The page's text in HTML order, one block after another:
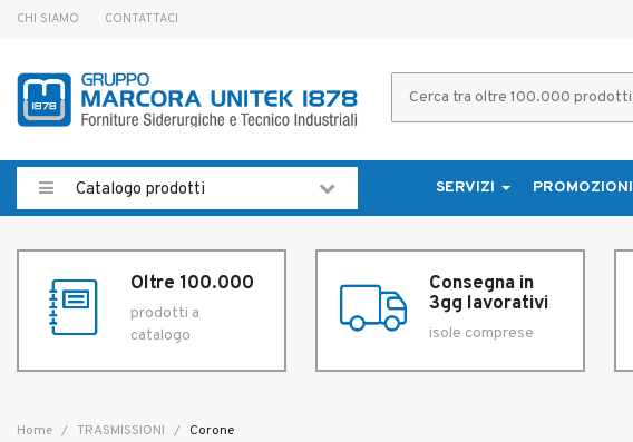
CHI SIAMO CONTATTACI
Catalogo prodotti SERVIZI PROMOZIONI
Oltre 100.000
prodotti a
catalogo
Consegna in
3gg lavorativi
isole comprese
Home TRASMISSIONI Corone